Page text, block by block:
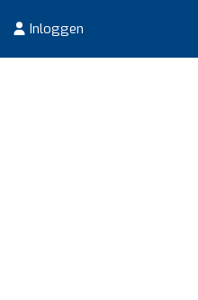
Inloggen